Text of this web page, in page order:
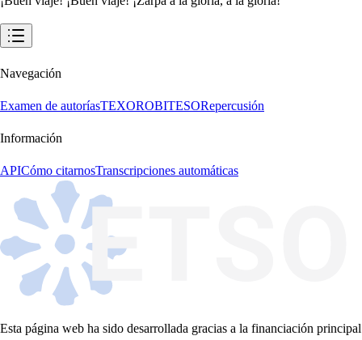
Navegación
Examen de autoríasTEXOROBITESORepercusión
Información
APICómo citarnosTranscripciones automáticas
Esta página web ha sido desarrollada gracias a la financiación principal